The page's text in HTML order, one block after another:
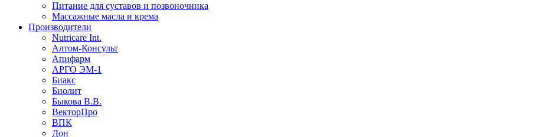
Питание для суставов и позвоночника
Массажные масла и крема
Производители
Nutricare Int.
Алтом-Консульт
Апифарм
АРГО ЭМ-1
Биакс
Биолит
Быкова В.В.
ВекторПро
ВПК
Дон